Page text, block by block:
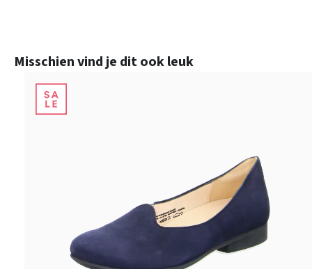
Productgalerij overslaan
Misschien vind je dit ook leuk